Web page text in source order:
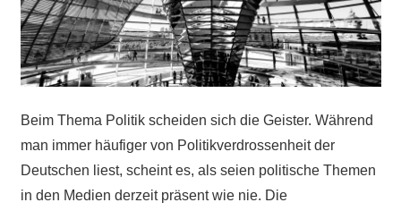
Beim Thema Politik scheiden sich die Geister. Während
man immer häufiger von Politikverdrossenheit der
Deutschen liest, scheint es, als seien politische Themen
in den Medien derzeit präsent wie nie. Die